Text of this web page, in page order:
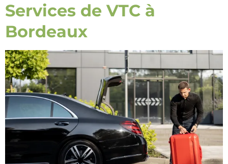
Services de VTC à
Bordeaux